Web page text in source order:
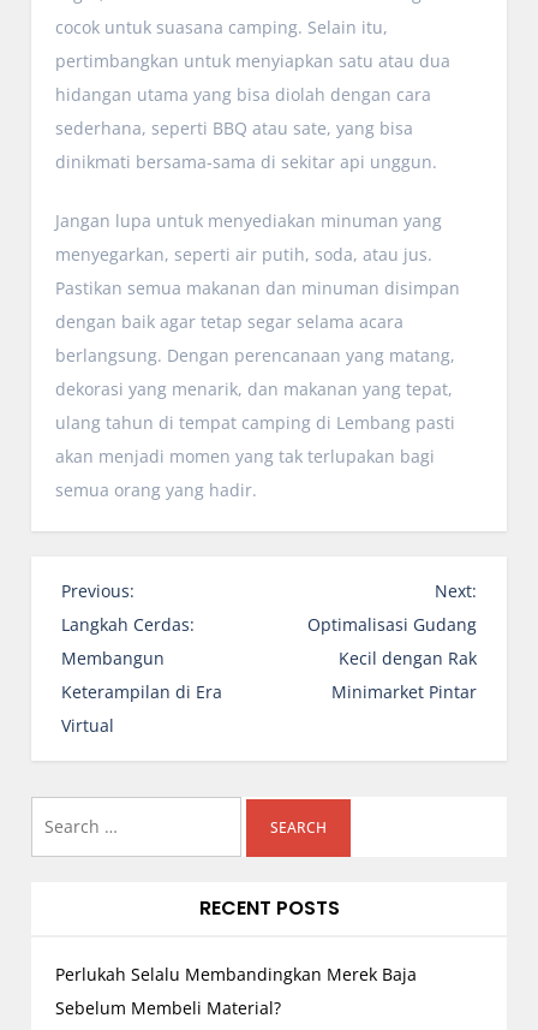
cocok untuk suasana camping. Selain itu,
pertimbangkan untuk menyiapkan satu atau dua
hidangan utama yang bisa diolah dengan cara
sederhana, seperti BBQ atau sate, yang bisa
dinikmati bersama-sama di sekitar api unggun.
Jangan lupa untuk menyediakan minuman yang
menyegarkan, seperti air putih, soda, atau jus.
Pastikan semua makanan dan minuman disimpan
dengan baik agar tetap segar selama acara
berlangsung. Dengan perencanaan yang matang,
dekorasi yang menarik, dan makanan yang tepat,
ulang tahun di tempat camping di Lembang pasti
akan menjadi momen yang tak terlupakan bagi
semua orang yang hadir.
P
o
s
t
n
i
g
o
n
Previous:
Langkah Cerdas:
Membangun
Keterampilan di Era
Virtual
Next:
Optimalisasi Gudang
Kecil dengan Rak
Minimarket Pintar
RECENT POSTS
Perlukah Selalu Membandingkan Merek Baja
Sebelum Membeli Material?